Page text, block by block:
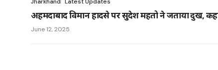
अहमदाबाद विमान हादसे पर सुदेश महतो ने जताया दुख,
June 12, 2025